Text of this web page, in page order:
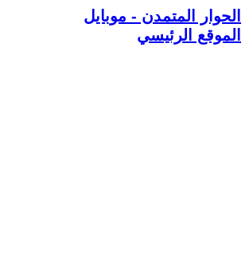
الحوار المتمدن - موبايل
الموقع الرئيسي